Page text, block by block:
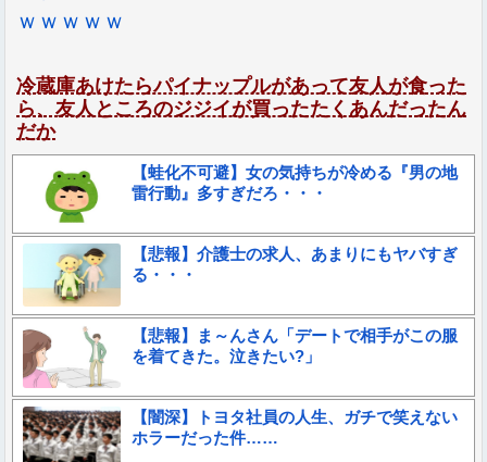
ｗｗｗｗｗ
冷蔵庫あけたらパイナップルがあって友人が食った
ら、友人ところのジジイが買ったたくあんだったん
だか
【蛙化不可避】女の気持ちが冷める『男の地
雷行動』多すぎだろ・・・
【悲報】介護士の求人、あまりにもヤバすぎ
る・・・
【悲報】ま～んさん「デートで相手がこの服
を着てきた。泣きたい?」
【闇深】トヨタ社員の人生、ガチで笑えない
ホラーだった件……